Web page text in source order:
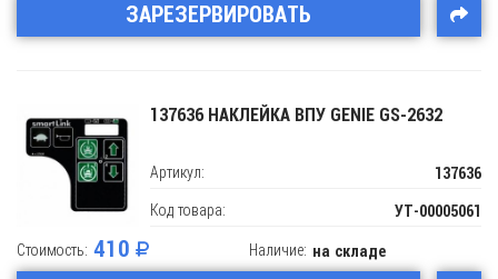
ЗАРЕЗЕРВИРОВАТЬ
137636 НАКЛЕЙКА ВПУ GENIE GS-2632
Артикул: 137636
Код товара: УТ-00005061
Стоимость: 410
Наличие: на складе